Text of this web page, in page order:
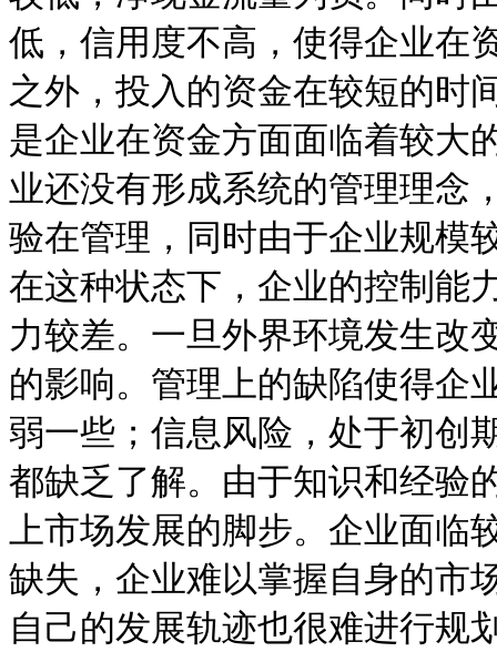
低，信用度不高，使得企业在
之外，投入的资金在较短的时
是企业在资金方面面临着较大
业还没有形成系统的管理理念
验在管理，同时由于企业规模
在这种状态下，企业的控制能
力较差。一旦外界环境发生改
的影响。管理上的缺陷使得企
弱一些；信息风险，处于初创
都缺乏了解。由于知识和经验
上市场发展的脚步。企业面
缺失，企业难以掌握自身的市
自己的发展轨迹也很难进行规